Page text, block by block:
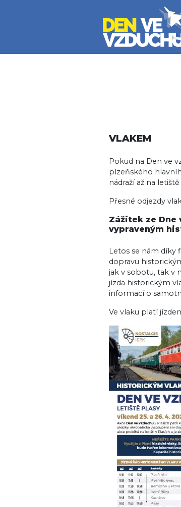
VLAKEM
Pokud na Den ve
plzeňského
nádraží až na
Přesné odjezdy
Zážitek ze Dne
vypraveným
Letos se nám díky
dopravu
jak v sobotu, tak v
jízda historickým
informací o
Ve vlaku platí
Image